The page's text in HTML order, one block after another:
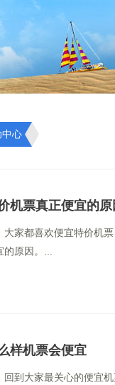
心
机票真正便宜的原
大家都喜欢便宜特价机
的原因。...
样机票会便宜
回到大家最关心的便宜